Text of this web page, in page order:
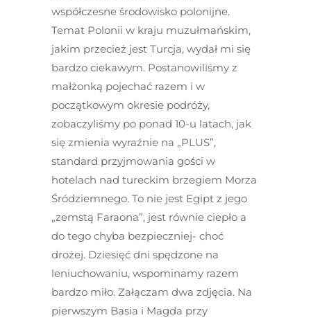
współczesne środowisko polonijne.
Temat Polonii w kraju muzułmańskim,
jakim przecież jest Turcja, wydał mi się
bardzo ciekawym. Postanowiliśmy z
małżonką pojechać razem i w
początkowym okresie podróży,
zobaczyliśmy po ponad 10-u latach, jak
się zmienia wyraźnie na „PLUS”,
standard przyjmowania gości w
hotelach nad tureckim brzegiem Morza
Śródziemnego. To nie jest Egipt z jego
„zemstą Faraona”, jest równie ciepło a
do tego chyba bezpieczniej- choć
drożej. Dziesięć dni spędzone na
leniuchowaniu, wspominamy razem
bardzo miło. Załączam dwa zdjęcia. Na
pierwszym Basia i Magda przy